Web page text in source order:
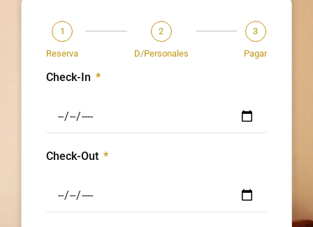
1
Reserva
2
D/Personales
3
Pagar
Check-In
Check-Out